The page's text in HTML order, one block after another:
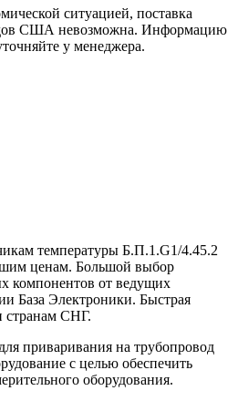
ситуацией, поставка
США невозможна. Информацию
у менеджера.
температуры Б.П.1.G1/4.45.2
ценам. Большой выбор
компонентов от ведущих
База Электроники. Быстрая
странам СНГ.
приваривания на трубопровод
с целью обеспечить
оборудования.